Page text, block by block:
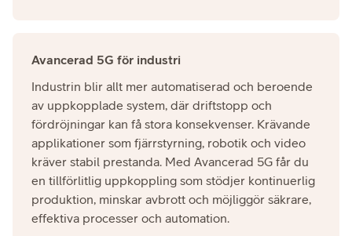
Avancerad 5G för industri
Industrin blir allt mer automatiserad och beroende
av uppkopplade system, där driftstopp och
fördröjningar kan få stora konsekvenser. Krävande
applikationer som fjärrstyrning, robotik och video
kräver stabil prestanda. Med Avancerad 5G får du
en tillförlitlig uppkoppling som stödjer kontinuerlig
produktion, minskar avbrott och möjliggör säkrare,
effektiva processer och automation.​